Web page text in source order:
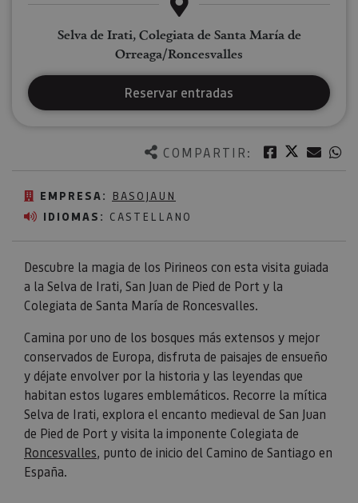
COMPARTIR: Facebook
Twitter
EMPRESA: BASOJAUN
IDIOMAS: CASTELLANO
Descubre la magia de los Pirineos con esta visita guiada
a la Selva de Irati, San Juan de Pied de Port y la
Colegiata de Santa María de Roncesvalles.
Camina por uno de los bosques más extensos y mejor
conservados de Europa, disfruta de paisajes de ensueño
y déjate envolver por la historia y las leyendas que
habitan estos lugares emblemáticos. Recorre la mítica
Selva de Irati, explora el encanto medieval de San Juan
de Pied de Port y visita la imponente Colegiata de
Roncesvalles, punto de inicio del Camino de Santiago en
España.
Selva de Irati, Colegiata de Santa María de
Orreaga/Roncesvalles
Reservar entradas